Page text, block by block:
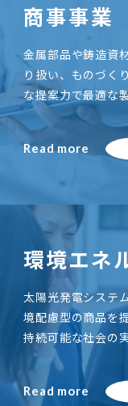
商事事業
金属部品や鋳造資
り扱い、ものづく
な提案力で最適な
Read more
環境エネ
太陽光発電システ
境配慮型の商品を
持続可能な社会の
Read more